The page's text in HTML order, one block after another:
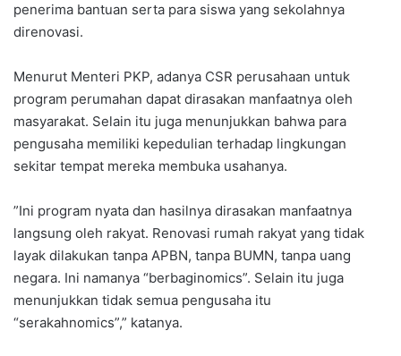
penerima bantuan serta para siswa yang sekolahnya
direnovasi.
‎Menurut Menteri PKP, adanya CSR perusahaan untuk
program perumahan dapat dirasakan manfaatnya oleh
masyarakat. Selain itu juga menunjukkan bahwa para
pengusaha memiliki kepedulian terhadap lingkungan
sekitar tempat mereka membuka usahanya.
‎”Ini program nyata dan hasilnya dirasakan manfaatnya
langsung oleh rakyat. Renovasi rumah rakyat yang tidak
layak dilakukan tanpa APBN, tanpa BUMN, tanpa uang
negara. Ini namanya “berbaginomics”. Selain itu juga
menunjukkan tidak semua pengusaha itu
“serakahnomics”,” katanya.